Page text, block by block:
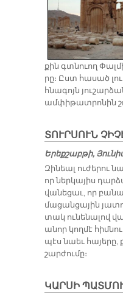
քին գտնուող
րը։ Ըստ հա­սած
հնա­գոյն
ամ­փի­թատ­րո­նին
ՏՈՒՐՍՈՒՆ
Երեքշաբթի,
Զի­նեալ ու­ժե­րու
որ ներ­կա­յիս
վա­նե­ցաւ, որ
մա­ցան­ցա­յին
տակ ու­նե­նա­լով
ա­նոր կող­մէ
պէս նաեւ հա­յե­րը,
շար­ժու­մը։
ԿԱՐՍԻ